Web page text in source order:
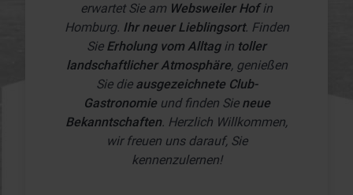
erwartet Sie am Websweiler Hofin
Homburg. Ihr neuer Lieblingsort. Finden
Sie Erholung vom Alltagin toller
landschaftlicher Atmosphäre, genießen
Sie die ausgezeichnete Club-
Gastronomieund finden Sie neue
Bekanntschaften. Herzlich Willkommen,
wir freuen uns darauf, Sie
kennenzulernen!